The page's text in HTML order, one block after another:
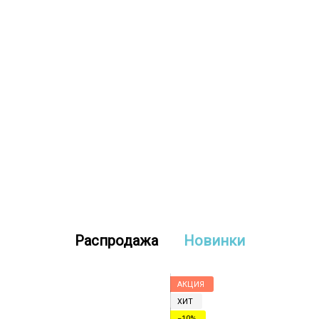
Распродажа Новинки
АКЦИЯ
ХИТ